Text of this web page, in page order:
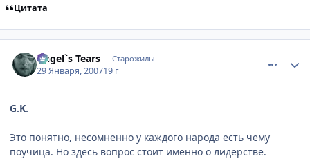
Цитата
Angel`s Tears Старожилы
29 Января, 200719 г
G.K.
Это понятно, несомненно у каждого народа есть чему
поучица. Но здесь вопрос стоит именно о лидерстве.